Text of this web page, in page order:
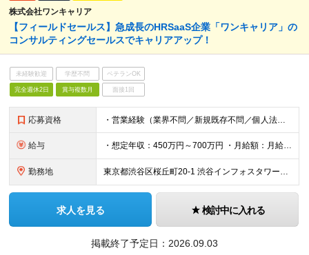
株式会社ワンキャリア
【フィールドセールス】急成長のHRSaaS企業「ワンキャリア」の
コンサルティングセールスでキャリアアップ！
未経験歓迎 学歴不問 ベテランOK
完全週休2日 賞与複数月 面接1回
応募資格 ・営業経験（業界不問／新規既存不問／個人法人不問） ※経験年数よりも、経験の濃さやスキル、パーソナリティを重視します ≪求める人物像≫ ・行動力がある方 ・自発的に考えて動ける方 ・丁寧なコミュニケ
給与 ・想定年収：450万円～700万円 ・月給額：月給300,000円～466,700円 ・みなし残業代：45時間分（79,000円～122,000円） --------------- 昇給年2回・賞与年
勤務地 東京都渋谷区桜丘町20-1 渋谷インフォスタワー16階 ★原則出社ですが、リモートワークは週1まで可能です。 （変更の可能性）上記を除く当社関連勤務地
求人を見る 検討中に入れる
掲載終了予定日： 2026.09.03